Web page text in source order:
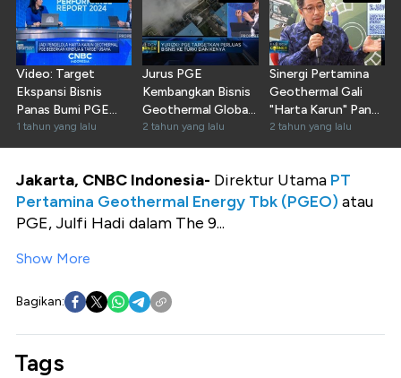
Video: Target
Ekspansi Bisnis
Panas Bumi PGE
Menuju Kapasitas 1
GW
1 tahun yang lalu
Jurus PGE
Kembangkan Bisnis
Geothermal Global
Hingga Turki dan
Kenya
2 tahun yang lalu
Sinergi Pertamina
Geothermal Gali
"Harta Karun" Panas
Bumi RI
2 tahun yang lalu
Jakarta, CNBC Indonesia- Direktur Utama PT
Pertamina Geothermal Energy Tbk (PGEO) atau
PGE, Julfi Hadi dalam The 9...
Show More
Bagikan:
Tags